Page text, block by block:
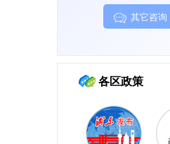
其它咨询
各区政策